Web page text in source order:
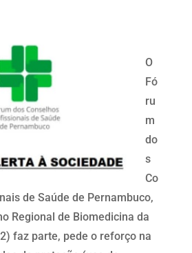
O
Fó
ru
m
do
s
Co
de Saúde de Pernambuco,
Regional de Biomedicina da
faz parte, pede o reforço na